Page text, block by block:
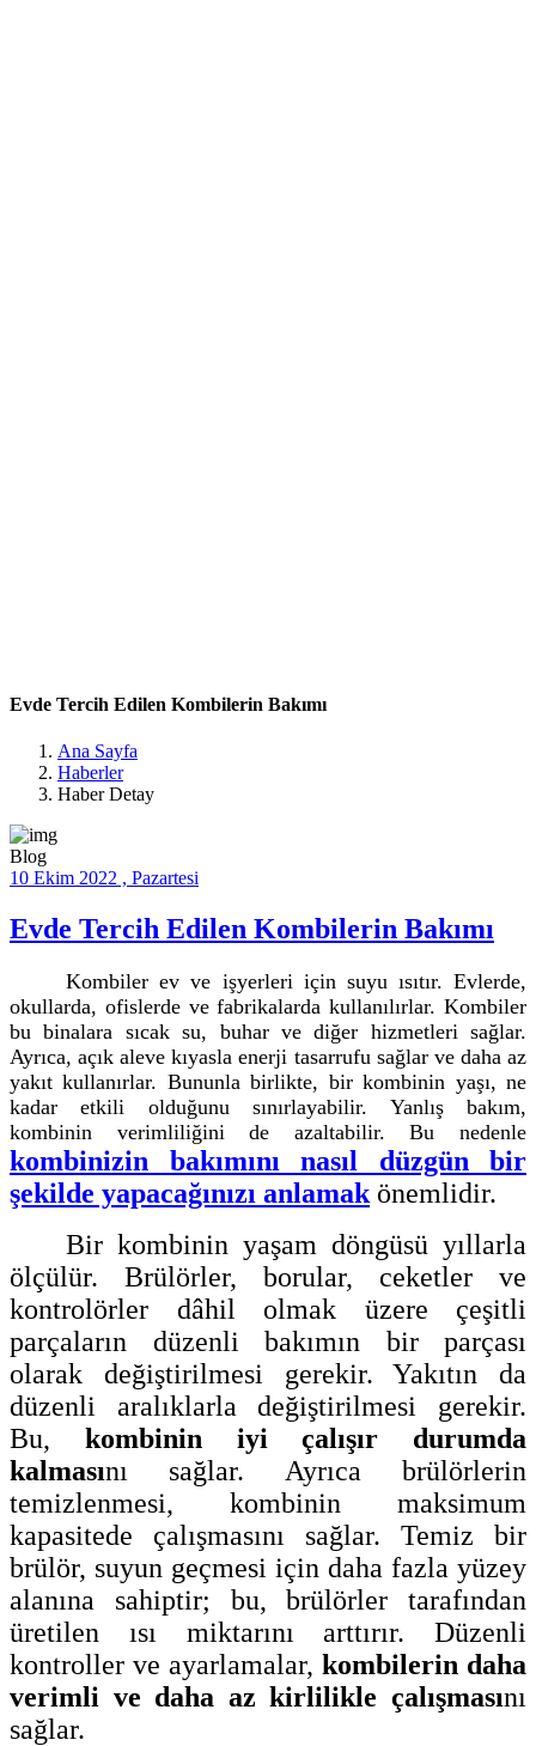
Evde Tercih Edilen Kombilerin Bakımı
Ana Sayfa
Haberler
Haber Detay
Blog
10 Ekim 2022 , Pazartesi
Evde Tercih Edilen Kombilerin Bakımı
Kombiler ev ve işyerleri için suyu ısıtır. Evlerde,
okullarda, ofislerde ve fabrikalarda kullanılırlar. Kombiler
bu binalara sıcak su, buhar ve diğer hizmetleri sağlar.
Ayrıca, açık aleve kıyasla enerji tasarrufu sağlar ve daha az
yakıt kullanırlar. Bununla birlikte, bir kombinin yaşı, ne
kadar etkili olduğunu sınırlayabilir. Yanlış bakım,
kombinin verimliliğini de azaltabilir. Bu nedenle
kombinizin bakımını nasıl düzgün bir
şekilde yapacağınızı anlamak önemlidir.
Bir kombinin yaşam döngüsü yıllarla
ölçülür. Brülörler, borular, ceketler ve
kontrolörler dâhil olmak üzere çeşitli
parçaların düzenli bakımın bir parçası
olarak değiştirilmesi gerekir. Yakıtın da
düzenli aralıklarla değiştirilmesi gerekir.
Bu, kombinin iyi çalışır durumda
kalmasını sağlar. Ayrıca brülörlerin
temizlenmesi, kombinin maksimum
kapasitede çalışmasını sağlar. Temiz bir
brülör, suyun geçmesi için daha fazla yüzey
alanına sahiptir; bu, brülörler tarafından
üretilen ısı miktarını arttırır. Düzenli
kontroller ve ayarlamalar, kombilerin daha
verimli ve daha az kirlilikle çalışmasını
sağlar.